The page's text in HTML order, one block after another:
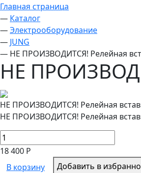
Главная страница
— Каталог
—Электрооборудование
— JUNG
— НЕ ПРОИЗВОДИТСЯ! Релейная
НЕ
НЕ ПРОИЗВОДИТСЯ! Релейная
НЕ ПРОИЗВОДИТСЯ! Релейная
18 400 Р
В корзину
Добавить в